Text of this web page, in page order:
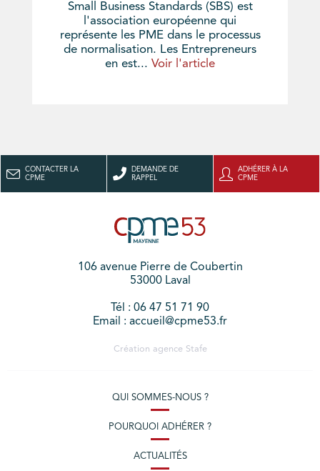
Small Business Standards (SBS) est
l'association européenne qui
représente les PME dans le processus
de normalisation. Les Entrepreneurs
en est... Voir l'article
CONTACTER LA
CPME
DEMANDE DE
RAPPEL
ADHÉRER À LA
CPME
106 avenue Pierre de Coubertin
53000 Laval
Tél : 06 47 51 71 90
Email : accueil@cpme53.fr
Création agence Stafe
QUI SOMMES-NOUS ?
POURQUOI ADHÉRER ?
ACTUALITÉS